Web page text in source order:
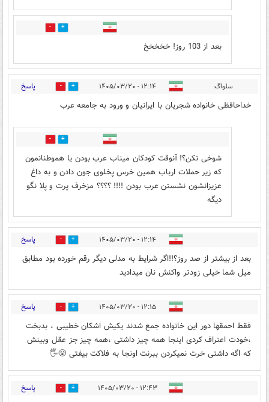
2
بعد از 103 روز! خخخخخ
سلواگ ۱۲:۱۴ - ۱۴۰۵/۰۳/۲۰ 3 پاسخ
خداحافظی خانواده شجریان با ایرانیان و ورود به جامعه عرب
1
شوخی نکن؟! آنوقت کودکان میناب عرب بودن یا هموطنانمون
که زیر حملات ارباب همین خرس پخلوی جون دادن و به داغ
عزیزانشون نشستن عرب بودن !!!! ؟؟؟؟ مزخرف پرت و پلا نگو
دیگه
۱۲:۱۴ - ۱۴۰۵/۰۳/۲۰ 6 پاسخ
بعد از بیشتر از صد روز؟!!اگر شرایط به مدلی دیگر رقم خورده بود مطابق
میل شما خیلی زودتر واکنش نان میدادید
۱۲:۱۵ - ۱۴۰۵/۰۳/۲۰ 9 پاسخ
فقط احمقها دور این خانواده جمع شدند یکیش اشکان خطیبی ، بدبخت
،خودت اعتراف کردی اینجا همه چیز داشتی ،همه چیز جز عقل وبینش
که اگه داشتی خرت نمیکردن ببرنت اونجا به فلاکت بیفتی 😤🖐️
۱۲:۴۳ - ۱۴۰۵/۰۳/۲۰ 2 پاسخ